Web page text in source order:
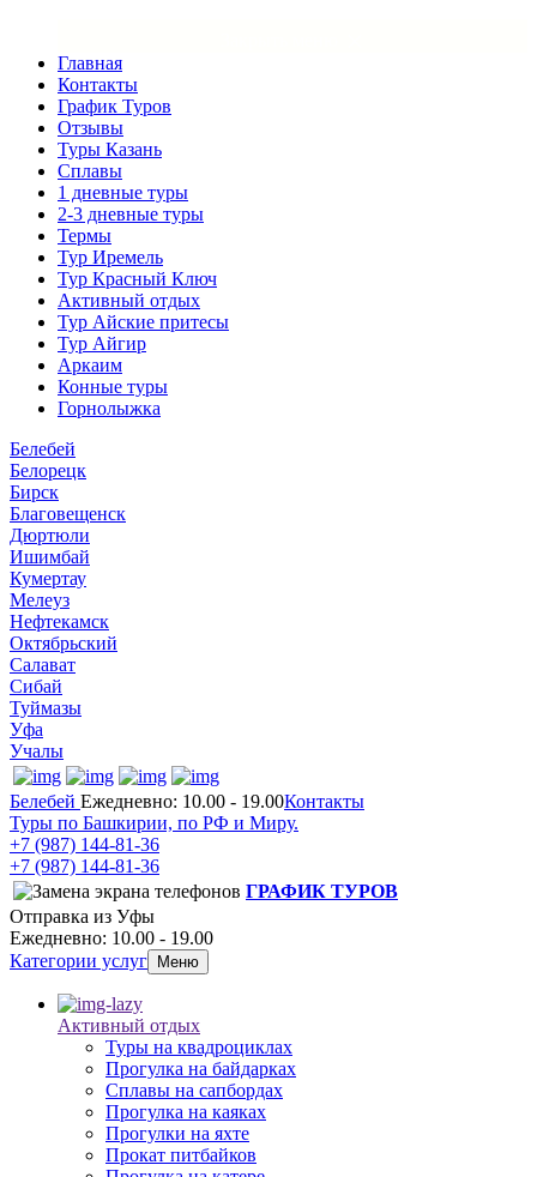
Главная
Контакты
График Туров
Отзывы
Туры Казань
Сплавы
1 дневные туры
2-3 дневные туры
Термы
Тур Иремель
Тур Красный Ключ
Активный отдых
Тур Айские притесы
Тур Айгир
Аркаим
Конные туры
Горнолыжка
Белебей
Белорецк
Бирск
Благовещенск
Дюртюли
Ишимбай
Кумертау
Мелеуз
Нефтекамск
Октябрьский
Салават
Сибай
Туймазы
Уфа
Учалы
Белебей Ежедневно: 10.00 - 19.00Контакты
Туры по Башкирии, по РФ и Миру.
+7 (987) 144-81-36
+7 (987) 144-81-36
ГРАФИК ТУРОВ
Отправка из Уфы
Ежедневно: 10.00 - 19.00
Категории услуг
Меню
Активный отдых
Туры на квадроциклах
Прогулка на байдарках
Сплавы на сапбордах
Прогулка на каяках
Прогулки на яхте
Прокат питбайков